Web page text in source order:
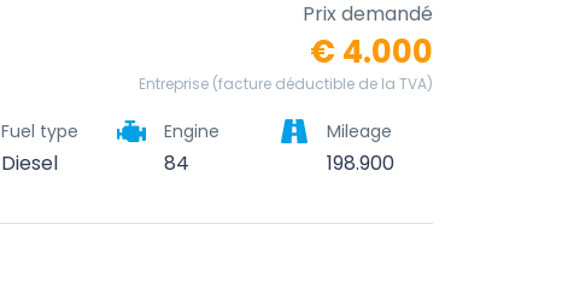
Prix demandé
€ 4.000
Entreprise (facture déductible de la TVA)
Fuel type
Diesel
Engine
84
Mileage
198.900